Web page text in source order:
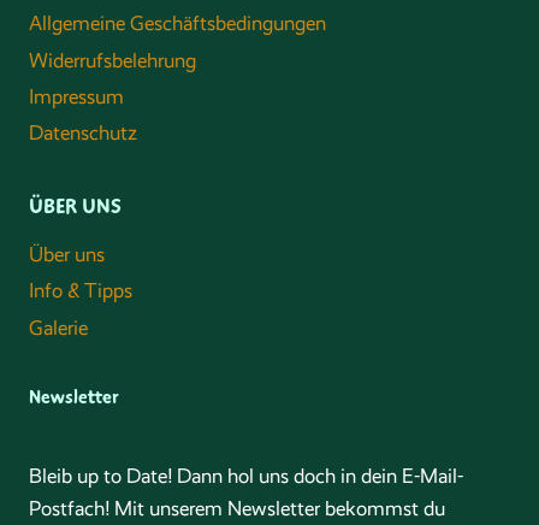
Allgemeine Geschäftsbedingungen
Widerrufsbelehrung
Impressum
Datenschutz
ÜBER UNS
Über uns
Info & Tipps
Galerie
Newsletter
Bleib up to Date! Dann hol uns doch in dein E-Mail-
Postfach! Mit unserem Newsletter bekommst du